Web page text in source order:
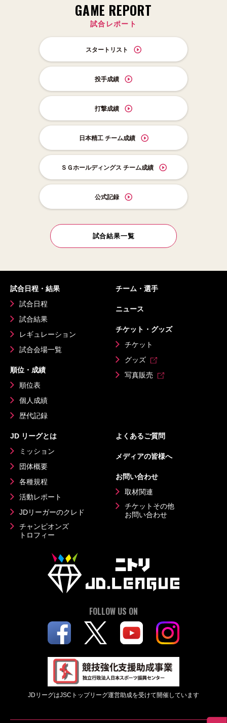
GAME REPORT
試合レポート
スタートリスト
投手成績
打撃成績
日本精工 チーム成績
ＳＧホールディングス チーム成績
公式記録
試合結果一覧
試合日程・結果
試合日程
試合結果
レギュレーション
試合会場一覧
順位・成績
順位表
個人成績
歴代記録
チーム・選手
ニュース
チケット・グッズ
チケット
グッズ
写真販売
JD リーグとは
ミッション
団体概要
各種規程
活動レポート
JDリーガーのクレド
チャンピオンズ
トロフィー
よくあるご質問
メディアの皆様へ
お問い合わせ
取材関連
チケットその他
お問い合わせ
FOLLOW US ON
JDリーグはJSCトップリーグ運営助成を受けて開催しています